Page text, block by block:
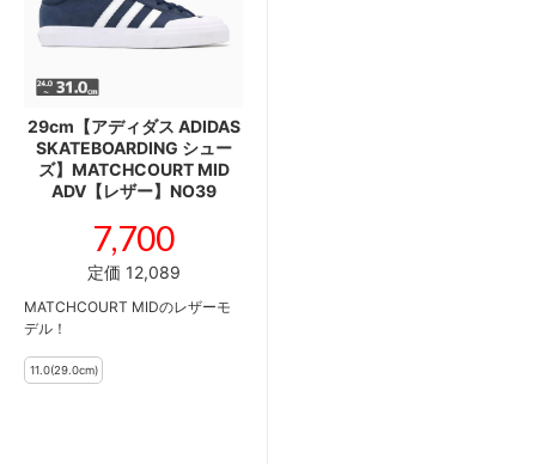
29cm【アディダス ADIDAS
SKATEBOARDING シュー
ズ】MATCHCOURT MID
ADV【レザー】NO39
7,700
定価 12,089
MATCHCOURT MIDのレザーモ
デル！